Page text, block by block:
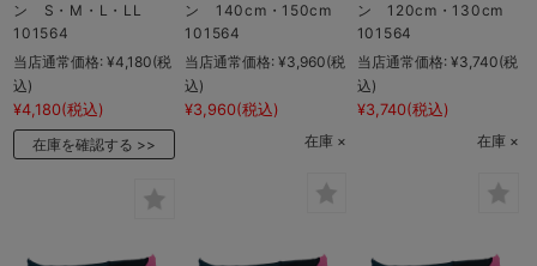
ン S・M・L・LL
101564
当店通常価格: ¥4,180(税
込)
¥4,180(税込)
在庫を確認する
ン 140cm・150cm
101564
当店通常価格: ¥3,960(税
込)
¥3,960(税込)
在庫 ×
ン 120cm・130cm
101564
当店通常価格: ¥3,740(税
込)
¥3,740(税込)
在庫 ×